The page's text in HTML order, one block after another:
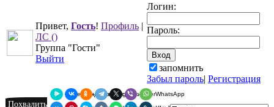
Привет, Гость! Профиль |
ЛС ()
Группа "Гости"
Выйти
Логин:
Пароль:
запомнить
Забыл пароль| Регистрация